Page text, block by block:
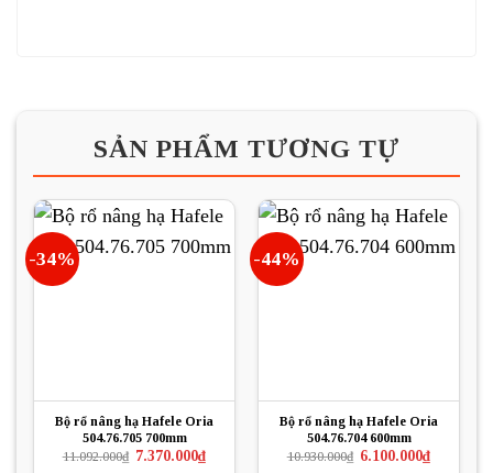
SẢN PHẨM TƯƠNG TỰ
-34%
Bộ rổ nâng hạ Hafele Oria
504.76.705 700mm
11.092.000₫ Giá
7.370.000₫Giá
hiện
-44%
Bộ rổ nâng hạ Hafele Oria
504.76.704 600mm
10.930.000₫ Giá
6.100.000₫Giá
hiện